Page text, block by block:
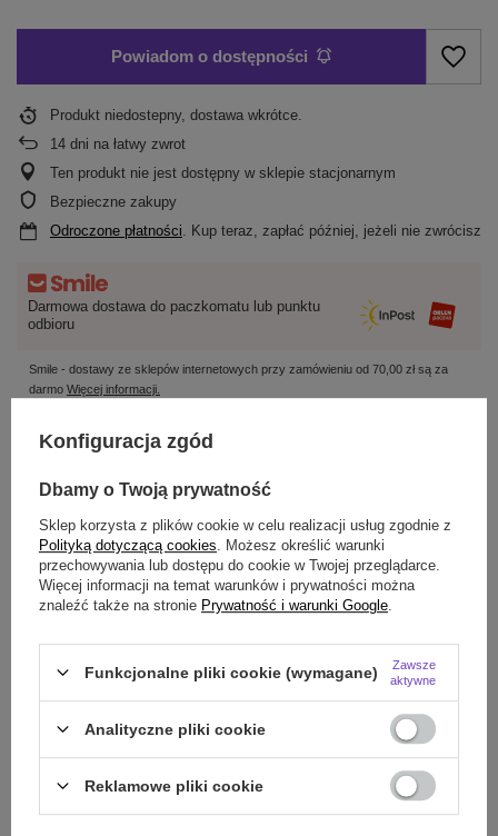
Powiadom o dostępności
Produkt niedostepny, dostawa wkrótce
14 dni na łatwy zwrot
Ten produkt nie jest dostępny w sklepie stacjonarnym
Bezpieczne zakupy
Odroczone płatności . Kup teraz, zapłać później, jeżeli nie zwrócisz
Darmowa dostawa do paczkomatu lub punktu
odbioru
Smile - dostawy ze sklepów internetowych przy zamówieniu od 70,00 złsą za
darmo Więcej informacji.
OPINIE (0)
Potrzebujesz pomocy? Masz pytania?
Zadaj pytanie a my odpowiemy niezwłocznie,
INNE PRODUKTY
PRODUCENTA:
Konfiguracja zgód
Dbamy o Twoją prywatność
Sklep korzysta z plików cookie w celu realizacji usług zgodnie z
Polityką dotyczącą cookies . Możesz określić warunki
przechowywania lub dostępu do cookie w Twojej przeglądarce.
Więcej informacji na temat warunków i prywatności można
znaleźć także na stronie Prywatność i warunki Google
Funkcjonalne pliki cookie (wymagane)
Zawsze
aktywne
Analityczne pliki cookie
Reklamowe pliki cookie